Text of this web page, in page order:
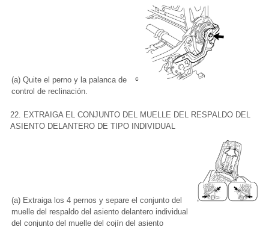
(a) Quite el perno y la palanca de
control de reclinación.
22. EXTRAIGA EL CONJUNTO DEL MUELLE DEL RESPALDO DEL
ASIENTO DELANTERO DE TIPO INDIVIDUAL
(a) Extraiga los 4 pernos y separe el conjunto del
muelle del respaldo del asiento delantero individual
del conjunto del muelle del cojín del asiento